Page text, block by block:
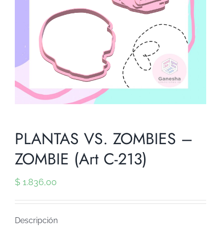
PLANTAS VS. ZOMBIES –
ZOMBIE (Art C-213)
$ 1.836,00
Descripción